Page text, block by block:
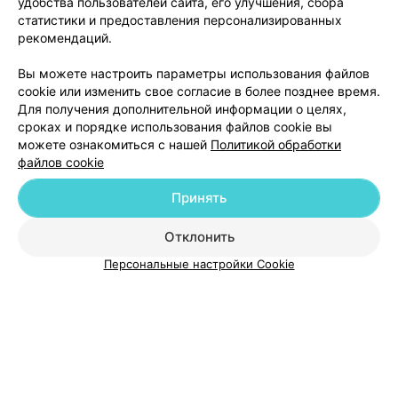
Добавить специалиста
О проекте Новости проекта
Размещение рекламы
Медицинский маркетинг
Публичный договор
Пользовательское соглашение
Способы оплаты
статистики и предоставления персонализированных
рекомендаций.
Вы можете настроить параметры использования файлов
cookie или изменить свое согласие в более позднее время.
Для получения дополнительной информации о целях,
сроках и порядке использования файлов cookie вы
можете ознакомиться с нашей Политикой обработки
файлов cookie
Отклонить
Принять
Персональные настройки Cookie